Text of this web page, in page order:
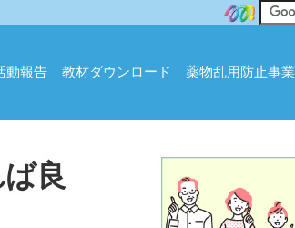
動報告 教材ダウンロード 薬物乱用防止事業
良